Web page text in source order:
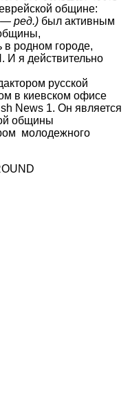
общине:
ред.) был активным
в родном городе,
И я действительно
русской
в киевском офисе
News 1. Он является
общины
молодежного